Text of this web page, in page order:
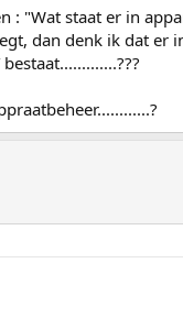
: "Wat staat er in
dan denk ik dat er